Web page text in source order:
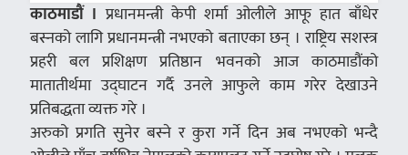
काठमाडौं । प्रधानमन्त्री केपी शर्मा ओलीले आफू हात बाँधेर
बस्नको लागि प्रधानमन्त्री नभएको बताएका छन् । राष्ट्रिय सशस्त्र
प्रहरी बल प्रशिक्षण प्रतिष्ठान भवनको आज काठमाडौंको
मातातीर्थमा उद्घाटन गर्दै उनले आफुले काम गरेर देखाउने
प्रतिबद्धता व्यक्त गरे ।
अरुको प्रगति सुनेर बस्ने र कुरा गर्ने दिन अब नभएको भन्दै